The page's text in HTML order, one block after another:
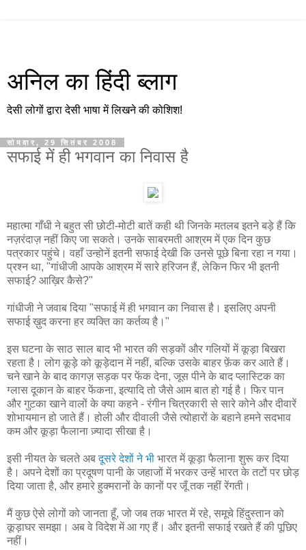
अनिल का हिंदी ब्लाग
देसी लोगों द्वारा देसी भाषा में लिखने की कोशिश!
सोमवार, 29 सितंबर 2008
सफाई में ही भगवान का निवास है
महात्मा गाँधी ने बहुत सी छोटी-मोटी बातें कही थी जिनके मतलब इतने बड़े हैं कि
नज़रंदाज़ नहीं किए जा सकते। उनके साबरमती आश्रम में एक दिन कुछ
पत्रकार पहुंचे। वहाँ उन्होनें इतनी सफाई देखी कि उनसे पूछे बिना रहा न गया।
प्रश्न था, "गांधीजी आपके आश्रम में सारे हरिजन हैं, लेकिन फिर भी इतनी
सफाई? आख़िर कैसे?"
गांधीजी ने जवाब दिया "सफाई में ही भगवान का निवास है। इसलिए अपनी
सफाई ख़ुद करना हर व्यक्ति का कर्तव्य है।"
इस घटना के साठ साल बाद भी भारत की सड़कों और गलियों में कूड़ा बिखरा
रहता है। लोग कूड़े को कूड़ेदान में नहीं, बल्कि उसके बाहर फ़ेंक कर आते हैं।
चने खाने के बाद कागज़ सड़क पर फेंक देना, जूस पीने के बाद प्लास्टिक का
ग्लास दूकान के बाहर फेंकना, इत्यादि तो जैसे आम बात हो गई है। फिर पान
और गुटका खाने वालों के क्या कहने - रंगीन चित्रकारी से सारे कोने और दीवारें
शोभायमान हो जाते हैं। होली और दीवाली जैसे त्योहारों के बहाने हमने सदभाव
कम और कूड़ा फैलाना ज़्यादा सीखा है।
इसी नीयत के चलते अबदूसरे देशों ने भी भारत में कूड़ा फैलाना शुरू कर दिया
है। अपने देशों का प्रदूषण पानी के जहाजों में भरकर उन्हें भारत के तटों पर छोड़
दिया जाता है, और हमारे हुक्मरानों के कानों पर जूँ तक नहीं रेंगती।
मैं कुछ ऐसे लोगों को जानता हूँ, जो जब तक भारत में रहे, समूचे हिंदुस्तान को
कूड़ाघर समझा। अब वे विदेश में आ गए हैं। और इतनी सफाई रखते हैं की पूछिए
नहीं।